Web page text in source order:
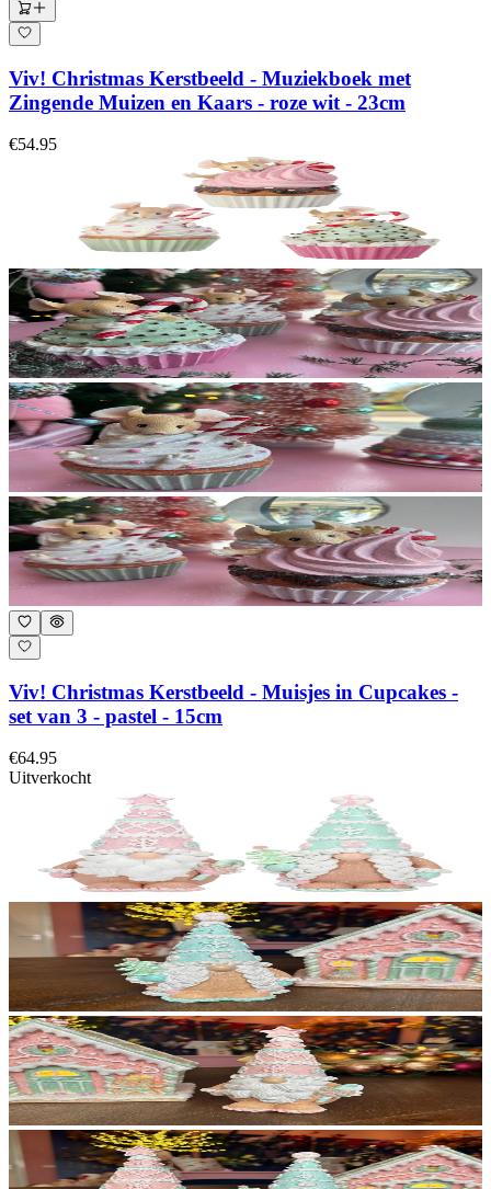
Viv! Christmas Kerstbeeld - Muziekboek met
Zingende Muizen en Kaars - roze wit - 23cm
€54.95
Viv! Christmas Kerstbeeld - Muisjes in Cupcakes -
set van 3 - pastel - 15cm
€64.95
Uitverkocht